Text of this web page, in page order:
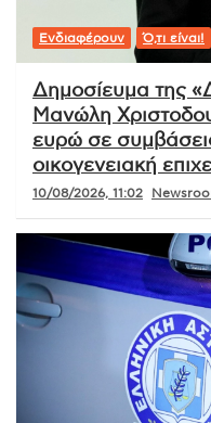
Ενδιαφέρουν Ό,τι είναι!
Δημοσίευμα της
Μανώλη
ευρώ σε
οικογενειακή
10/08/2026, 11:02